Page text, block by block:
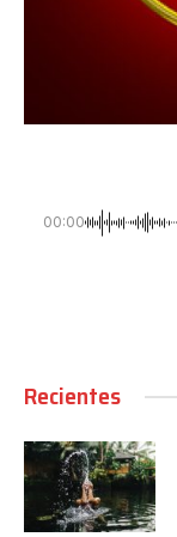
00:00
Recientes